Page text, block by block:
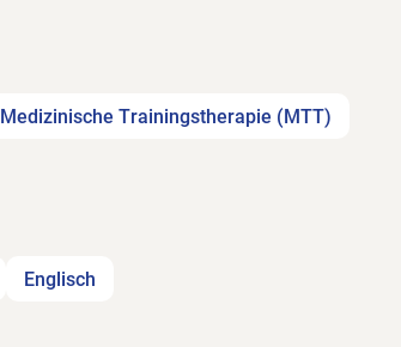
Medizinische Trainingstherapie (MTT)
Englisch